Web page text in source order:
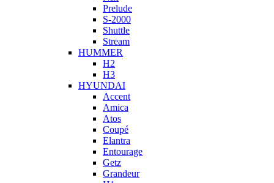
Prelude
S-2000
Shuttle
Stream
HUMMER
H2
H3
HYUNDAI
Accent
Amica
Atos
Coupé
Elantra
Entourage
Getz
Grandeur